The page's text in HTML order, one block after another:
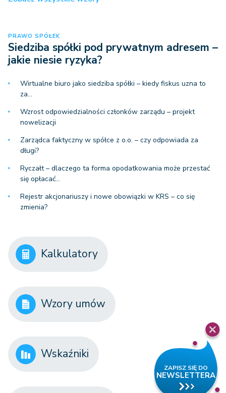
PRAWO SPÓŁEK
Siedziba spółki pod prywatnym adresem –
jakie niesie ryzyka?
Wirtualne biuro jako siedziba spółki – kiedy fiskus uzna to
za…
Wzrost odpowiedzialności członków zarządu – projekt
nowelizacji
Zarządca faktyczny w spółce z o.o. – czy odpowiada za
długi?
Ryczałt – dlaczego ta forma opodatkowania może przestać
się opłacać…
Rejestr akcjonariuszy i nowe obowiązki w KRS – co się
zmienia?
Kalkulatory
Wzory umów
Wskaźniki